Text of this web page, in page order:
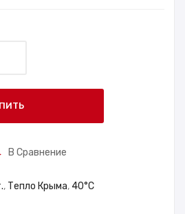
В Сравнение
, Тепло Крыма, 40°С